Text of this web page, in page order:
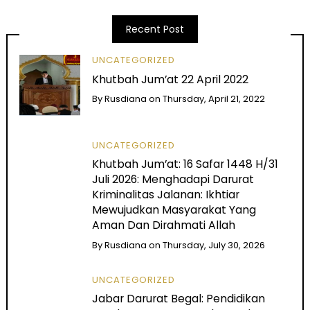
Recent Post
UNCATEGORIZED
Khutbah Jum’at 22 April 2022
ByRusdiana onThursday, April 21, 2022
UNCATEGORIZED
Khutbah Jum’at: 16 Safar 1448 H/31
Juli 2026: Menghadapi Darurat
Kriminalitas Jalanan: Ikhtiar
Mewujudkan Masyarakat Yang
Aman Dan Dirahmati Allah
ByRusdiana onThursday, July 30, 2026
UNCATEGORIZED
Jabar Darurat Begal: Pendidikan